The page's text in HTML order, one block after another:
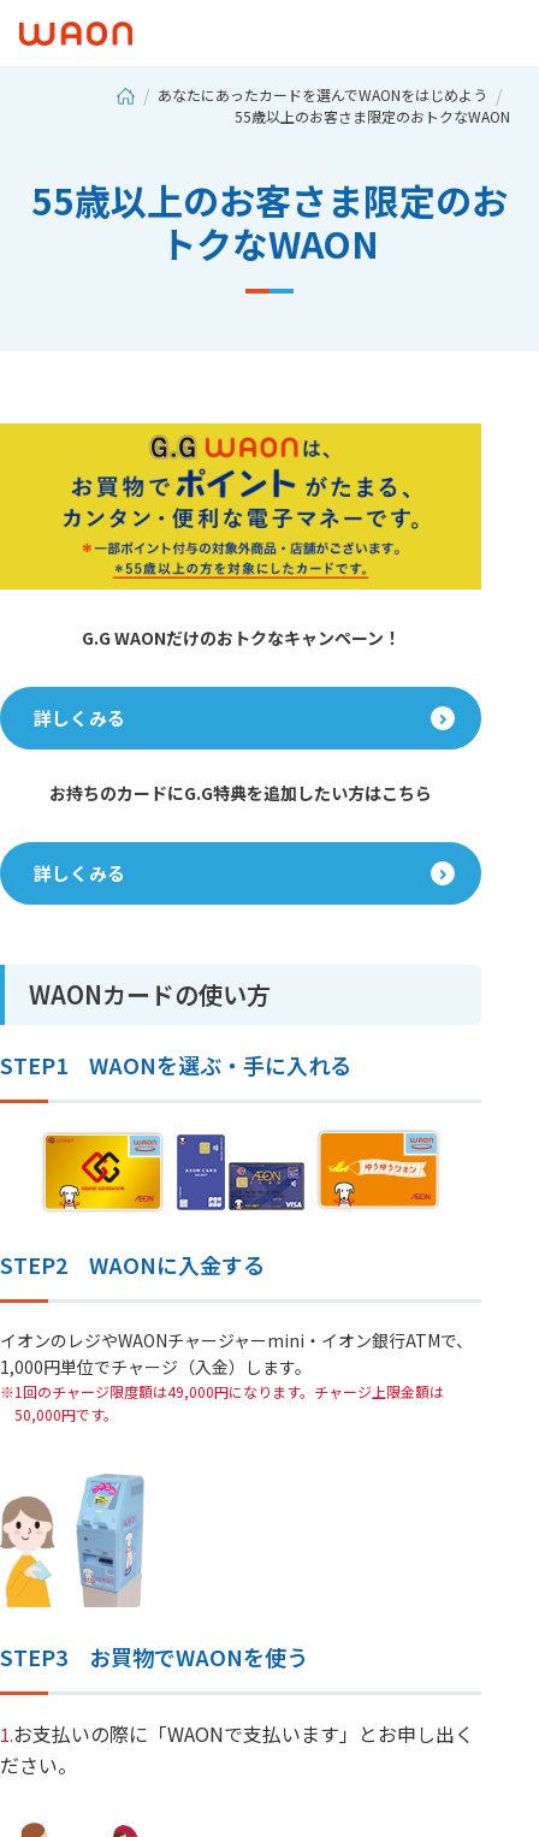
あなたにあったカードを選んでWAONをはじめよう
55歳以上のお客さま限定のおトクなWAON
55歳以上のお客さま限定のお
トクなWAON
G.G WAONだけのおトクなキャンペーン！
詳しくみる
お持ちのカードにG.G特典を追加したい方はこちら
詳しくみる
WAONカードの使い方
STEP1 WAONを選ぶ・手に入れる
STEP2 WAONに入金する
イオンのレジやWAONチャージャーmini・イオン銀行ATMで、
1,000円単位でチャージ（入金）します。
1回のチャージ限度額は49,000円になります。チャージ上限金額は
50,000円です。
STEP3 お買物でWAONを使う
1.お支払いの際に「WAONで支払います」とお申し出く
ださい。